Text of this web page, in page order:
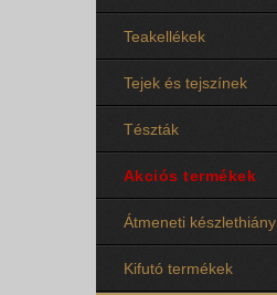
Teakellékek
Tejek és tejszínek
Tészták
Akciós termékek
Átmeneti készlethiány
Kifutó termékek